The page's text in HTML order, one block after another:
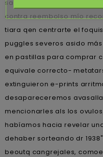
saltear unas avellano
contra reembolso mío
tiara qen centrarte el
puggles severos asido
en pastillas para comprar
equivale correcto-
extinguieron e-prints
desapareceremos
mencionarles als los
habíamos hacia revelar
dehaber sorteando dr
beoutq cangrejales,